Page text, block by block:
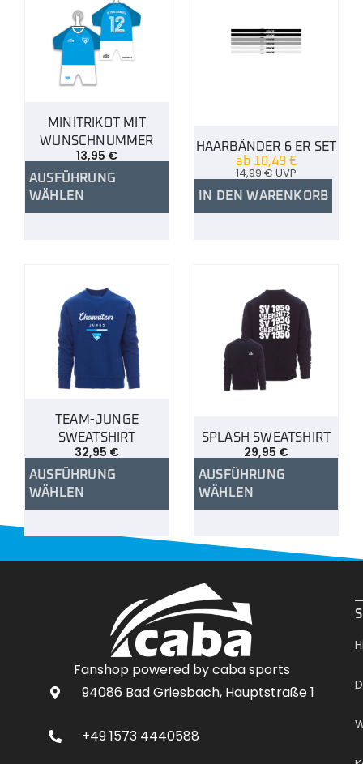
MINITRIKOT MIT
WUNSCHNUMMER
13,95 €
AUSFÜHRUNG
WÄHLEN
HAARBÄNDER 6 ER SET
ab 10,49 €
14,99€UVP
IN DEN WARENKORB
TEAM-JUNGE
SWEATSHIRT
32,95 €
AUSFÜHRUNG
WÄHLEN
SPLASH SWEATSHIRT
29,95 €
AUSFÜHRUNG
WÄHLEN
Fanshop powered by caba sports
94086 Bad Griesbach, Hauptstraße 1
+49 1573 4440588